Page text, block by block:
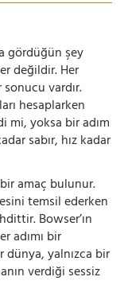
gördüğün şey
değildir. Her
vardır.
hesaplarken
mi, yoksa bir adım
sabır, hız kadar
amaç bulunur.
temsil ederken
Bowser’ın
adımı bir
yalnızca bir
verdiği sessiz